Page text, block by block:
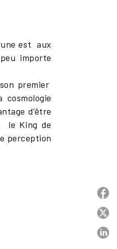
est aux
importe
premier
cosmologie
d’être
le King de
perception